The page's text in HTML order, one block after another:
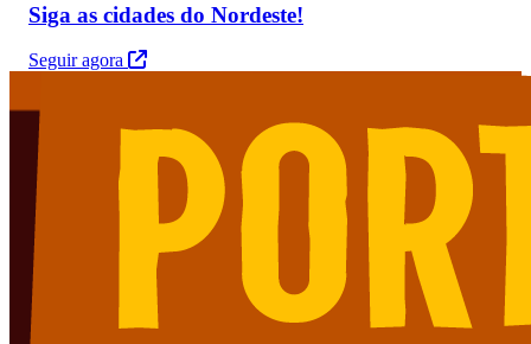
Siga as cidades do Nordeste!
Seguir agora